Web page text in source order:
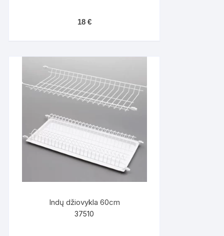
18 €
Indų džiovykla 60cm
37510